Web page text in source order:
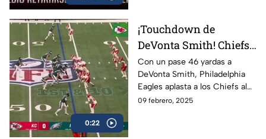
0:22
¡Touchdown de
DeVonta Smith! Chiefs
0-34 Eagles | Super
Bowl LIX
Con un pase 46 yardas a
DeVonta Smith, Philadelphia
Eagles aplasta a los Chiefs al
final del tercer cuarto en el
09 febrero, 2025